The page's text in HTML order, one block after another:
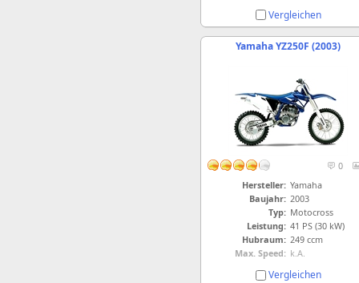
Vergleichen
Yamaha YZ250F (2003)
0
Hersteller: Yamaha
Baujahr: 2003
Typ: Motocross
Leistung: 41 PS (30 kW)
Hubraum: 249 ccm
Max. Speed: k.A.
Vergleichen